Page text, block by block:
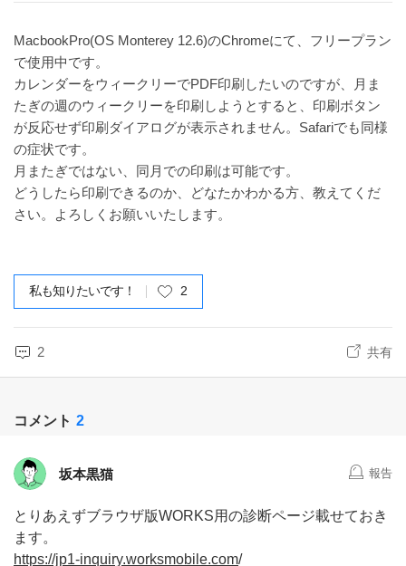
MacbookPro(OS Monterey 12.6)のChromeにて、フリープラン
で使用中です。
カレンダーをウィークリーでPDF印刷したいのですが、月ま
たぎの週のウィークリーを印刷しようとすると、印刷ボタン
が反応せず印刷ダイアログが表示されません。Safariでも同様
の症状です。
月またぎではない、同月での印刷は可能です。
どうしたら印刷できるのか、どなたかわかる方、教えてくだ
さい。よろしくお願いいたします。
私も知りたいです！ 2
2 共有
コメント 2
坂本黒猫 報告
とりあえずブラウザ版WORKS用の診断ページ載せておき
ます。
https://jp1-inquiry.worksmobile.com/